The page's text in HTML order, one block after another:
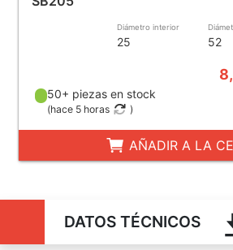
Diámetro interior
25 52
50+ piezas en stock
(hace 5 horas )
AÑADIR A LA
DATOS TÉCNICOS